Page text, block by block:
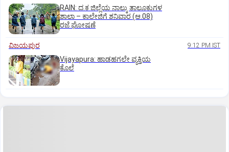
RAIN: ದ.ಕ ಜಿಲ್ಲೆಯ ನಾಲ್ಕು ತಾಲೂಕುಗಳ
ಶಾಲಾ – ಕಾಲೇಜಿಗೆ ಶನಿವಾರ (ಆ.08)
ರಜೆ ಘೋಷಣೆ
ವಿಜಯಪುರ 9:12 PM IST
Vijayapura: ಹಾಡಹಗಲೇ ವ್ಯಕ್ತಿಯ
ಕೊಲೆ